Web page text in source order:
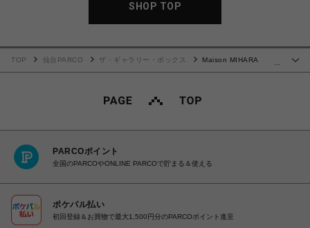
SHOP TOP
TOP 仙台PARCO ザ・ギャラリー・ボックス
Maison MIHARA
PARCOポイント
全国のPARCOやONLINE PARCOで貯まる＆使える
ポケパル払い
初回登録＆お買物で最大1,500円分のPARCOポイント進呈